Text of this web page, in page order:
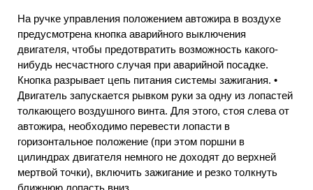
На ручке управления положением автожира в воздухе
предусмотрена кнопка аварийного выключения
двигателя, чтобы предотвратить возможность какого-
нибудь несчастного случая при аварийной посадке.
Кнопка разрывает цепь питания системы зажигания. •
Двигатель запускается рывком руки за одну из лопастей
толкающего воздушного винта. Для этого, стоя слева от
автожира, необходимо перевести лопасти в
горизонтальное положение (при этом поршни в
цилиндрах двигателя немного не доходят до верхней
мертвой точки), включить зажигание и резко толкнуть
ближнюю лопасть вниз.